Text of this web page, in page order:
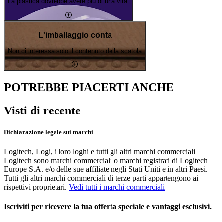
L'imballaggio conta
Non ci interessa solo il contenuto della scatola
POTREBBE PIACERTI ANCHE
Visti di recente
Dichiarazione legale sui marchi
Logitech, Logi, i loro loghi e tutti gli altri marchi commerciali
Logitech sono marchi commerciali o marchi registrati di Logitech
Europe S.A. e/o delle sue affiliate negli Stati Uniti e in altri Paesi.
Tutti gli altri marchi commerciali di terze parti appartengono ai
rispettivi proprietari. Vedi tutti i marchi commerciali
Iscriviti per ricevere la tua offerta speciale e vantaggi esclusivi.